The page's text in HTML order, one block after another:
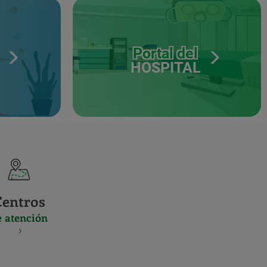
Portal del
HOSPITAL
atención